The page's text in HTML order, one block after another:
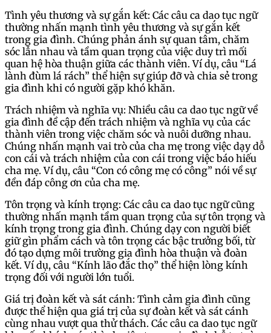
Tình yêu thương và sự gắn kết: Các câu ca dao tục ngữ
thường nhấn mạnh tình yêu thương và sự gắn kết
trong gia đình. Chúng phản ánh sự quan tâm, chăm
sóc lẫn nhau và tầm quan trọng của việc duy trì mối
quan hệ hòa thuận giữa các thành viên. Ví dụ, câu “Lá
lành đùm lá rách” thể hiện sự giúp đỡ và chia sẻ trong
gia đình khi có người gặp khó khăn.
Trách nhiệm và nghĩa vụ: Nhiều câu ca dao tục ngữ về
gia đình đề cập đến trách nhiệm và nghĩa vụ của các
thành viên trong việc chăm sóc và nuôi dưỡng nhau.
Chúng nhấn mạnh vai trò của cha mẹ trong việc dạy dỗ
con cái và trách nhiệm của con cái trong việc báo hiếu
cha mẹ. Ví dụ, câu “Con có công mẹ có công” nói về sự
đền đáp công ơn của cha mẹ.
Tôn trọng và kính trọng: Các câu ca dao tục ngữ cũng
thường nhấn mạnh tầm quan trọng của sự tôn trọng và
kính trọng trong gia đình. Chúng dạy con người biết
giữ gìn phẩm cách và tôn trọng các bậc trưởng bối, từ
đó tạo dựng môi trường gia đình hòa thuận và đoàn
kết. Ví dụ, câu “Kính lão đắc thọ” thể hiện lòng kính
trọng đối với người lớn tuổi.
Giá trị đoàn kết và sát cánh: Tình cảm gia đình cũng
được thể hiện qua giá trị của sự đoàn kết và sát cánh
cùng nhau vượt qua thử thách. Các câu ca dao tục ngữ